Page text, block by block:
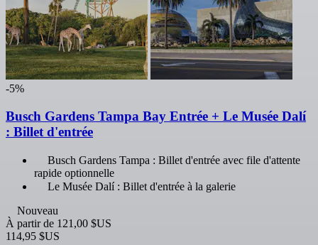
-5%
Busch Gardens Tampa Bay Entrée + Le Musée Dalí
: Billet d'entrée
Busch Gardens Tampa : Billet d'entrée avec file d'attente
rapide optionnelle
Le Musée Dalí : Billet d'entrée à la galerie
Nouveau
À partir de 121,00 $US
114,95 $US